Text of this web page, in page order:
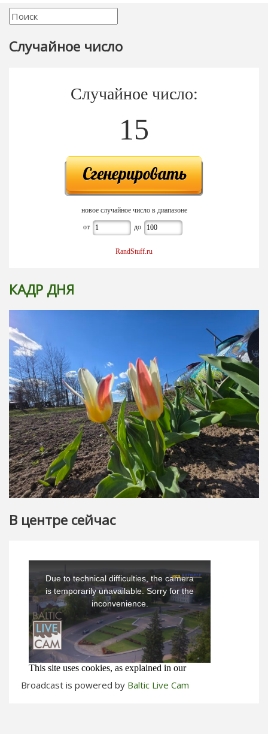
Случайное число
Случайное число:
15
новое случайное число в диапазоне
от до
RandStuff.ru
КАДР ДНЯ
В центре сейчас
Broadcast is powered by Baltic Live Cam